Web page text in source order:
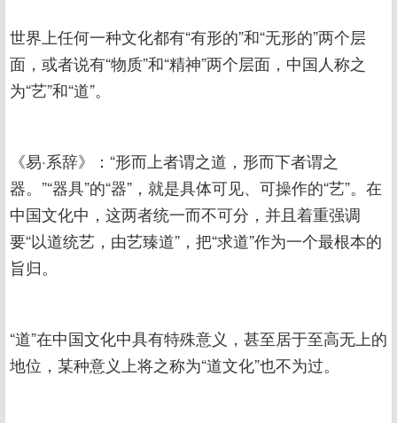
世界上任何一种文化都有“有形的”和“无形的”两个层
面，或者说有“物质”和“精神”两个层面，中国人称之
为“艺”和“道”。
《易·系辞》：“形而上者谓之道，形而下者谓之
器。”“器具”的“器”，就是具体可见、可操作的“艺”。在
中国文化中，这两者统一而不可分，并且着重强调
要“以道统艺，由艺臻道”，把“求道”作为一个最根本的
旨归。
“道”在中国文化中具有特殊意义，甚至居于至高无上的
地位，某种意义上将之称为“道文化”也不为过。